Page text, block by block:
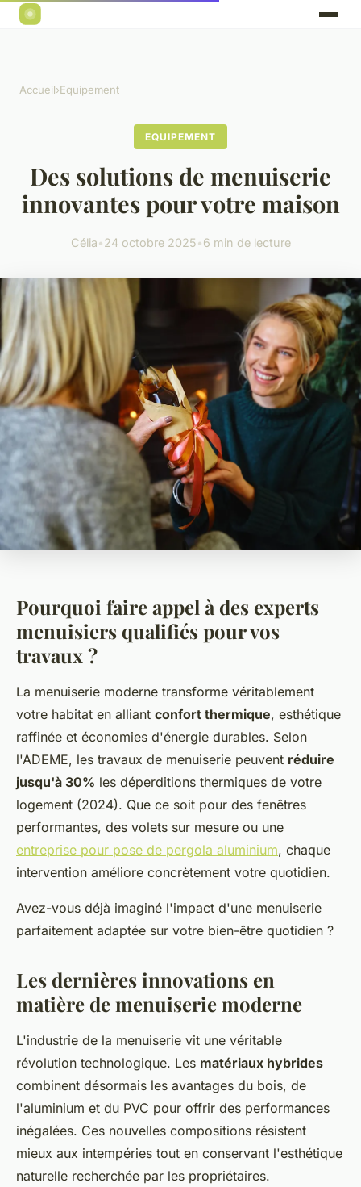
Accueil›Equipement
EQUIPEMENT
Des solutions de menuiserie
innovantes pour votre maison
Célia•24 octobre 2025•6 min de lecture
Pourquoi faire appel à des experts
menuisiers qualifiés pour vos
travaux ?
La menuiserie moderne transforme véritablement
votre habitat en alliant confort thermique, esthétique
raffinée et économies d'énergie durables. Selon
l'ADEME, les travaux de menuiserie peuvent réduire
jusqu'à 30% les déperditions thermiques de votre
logement (2024). Que ce soit pour des fenêtres
performantes, des volets sur mesure ou une
entreprise pour pose de pergola aluminium, chaque
intervention améliore concrètement votre quotidien.
Avez-vous déjà imaginé l'impact d'une menuiserie
parfaitement adaptée sur votre bien-être quotidien ?
Les dernières innovations en
matière de menuiserie moderne
L'industrie de la menuiserie vit une véritable
révolution technologique. Les matériaux hybrides
combinent désormais les avantages du bois, de
l'aluminium et du PVC pour offrir des performances
inégalées. Ces nouvelles compositions résistent
mieux aux intempéries tout en conservant l'esthétique
naturelle recherchée par les propriétaires.